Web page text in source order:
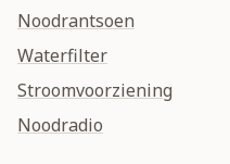
Noodrantsoen
Waterfilter
Stroomvoorziening
Noodradio